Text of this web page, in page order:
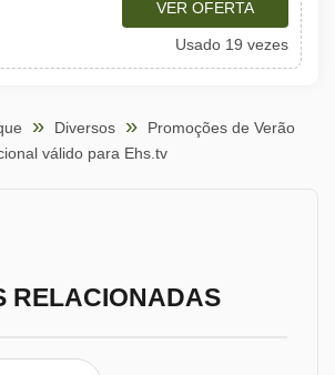
VER OFERTA
Usado 19 vezes
Diversos
Promoções de Verão
válido para Ehs.tv
RELACIONADAS